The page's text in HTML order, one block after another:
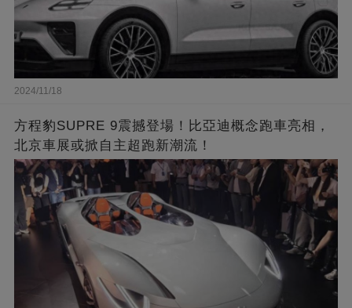
2024/11/18
方程豹SUPRE 9震撼登場！比亞迪概念跑車亮相，
北京車展或掀自主超跑新潮流！